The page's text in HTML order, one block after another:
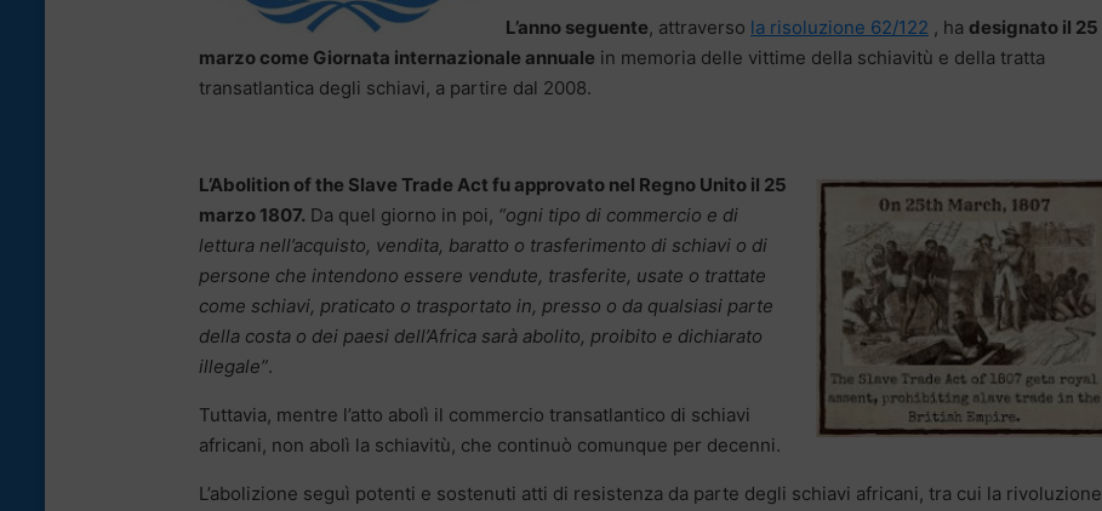
L’anno seguente, attraverso la risoluzione 62/122 , ha designato il 25
marzo come Giornata internazionale annuale in memoria delle vittime della schiavitù e della tratta
transatlantica degli schiavi, a partire dal 2008.
L’Abolition of the Slave Trade Act fu approvato nel Regno Unito il 25
marzo 1807. Da quel giorno in poi, “ogni tipo di commercio e di
lettura nell’acquisto, vendita, baratto o trasferimento di schiavi o di
persone che intendono essere vendute, trasferite, usate o trattate
come schiavi, praticato o trasportato in, presso o da qualsiasi parte
della costa o dei paesi dell’Africa sarà abolito, proibito e dichiarato
illegale”.
Tuttavia, mentre l’atto abolì il commercio transatlantico di schiavi
africani, non abolì la schiavitù, che continuò comunque per decenni.
L’abolizione seguì potenti e sostenuti atti di resistenza da parte degli schiavi africani, tra cui la rivoluzione